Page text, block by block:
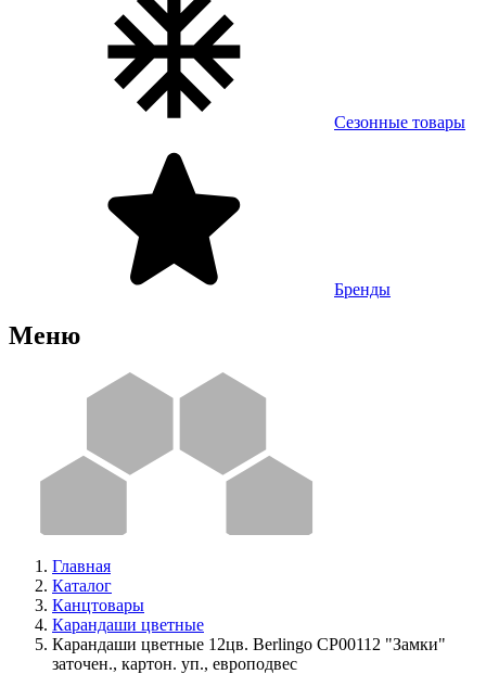
Сезонные товары
Бренды
Меню
Главная
Каталог
Канцтовары
Карандаши цветные
Карандаши цветные 12цв. Berlingo CP00112 "Замки"
заточен., картон. уп., европодвес